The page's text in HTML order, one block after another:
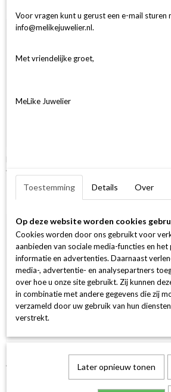
€ 2.499,00
14Krt GGD Ring 1-0.20 Crt H SI Ovaal
€ 1.249,00
Voor vragen kunt u gerust een e-mail sturen
info@melikejuwelier.nl.
Met vriendelijke groet,
MeLike Juwelier
Toestemming Details Over
Op deze website worden cookies
Cookies worden door ons gebruikt voor
aanbieden van sociale media-functies en het
informatie en advertenties. Daarnaast
media-, advertentie- en analysepartners
over hoe u onze site gebruikt. Zij kunnen
in combinatie met andere gegevens die zij
verzameld door uw gebruik van hun
verstrekt.
Later opnieuw tonen